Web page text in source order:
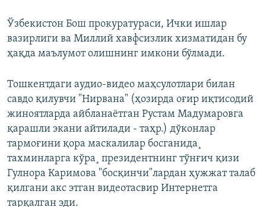
Ўзбекистон Бош прокуратураси, Ички ишлар
вазирлиги ва Миллий хавфсизлик хизматидан бу
ҳақда маълумот олишнинг имкони бўлмади.
Тошкентдаги аудио-видео маҳсулотлари билан
савдо қилувчи "Нирвана" (ҳозирда оғир иқтисодий
жиноятларда айбланаëтган Рустам Мадумаровга
қарашли экани айтилади - таҳр.) дўконлар
тармоғини қора маскалилар босганида¸
тахминларга кўра¸ президентнинг тўнғич қизи
Гулнора Каримова "босқинчи"лардан ҳужжат талаб
қилгани акс этган видеотасвир Интернетга
тарқалган эди.